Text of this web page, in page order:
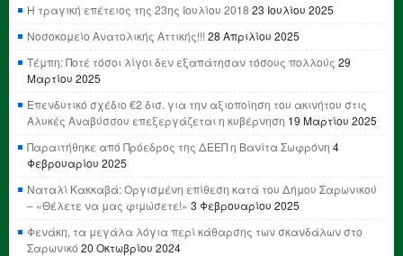
Η τραγική επέτειος της 23ης Ιουλίου 2018 23 Ιουλίου 2025
Νοσοκομείο Ανατολικής Αττικής!!! 28 Απριλίου 2025
Τέμπη: Ποτέ τόσοι λίγοι δεν εξαπάτησαν τόσους πολλούς 29
Μαρτίου 2025
Επενδυτικό σχέδιο €2 δισ. για την αξιοποίηση του ακινήτου στις
Αλυκές Αναβύσσου επεξεργάζεται η κυβέρνηση 19 Μαρτίου 2025
Παραιτήθηκε από Πρόεδρος της ΔΕΕΠ η Βανίτα Σωφρόνη 4
Φεβρουαρίου 2025
Ναταλί Κακκαβά: Οργισμένη επίθεση κατά του Δήμου Σαρωνικού
– «Θέλετε να μας φιμώσετε!» 3 Φεβρουαρίου 2025
Φενάκη, τα μεγάλα λόγια περί κάθαρσης των σκανδάλων στο
Σαρωνικό 20 Οκτωβρίου 2024